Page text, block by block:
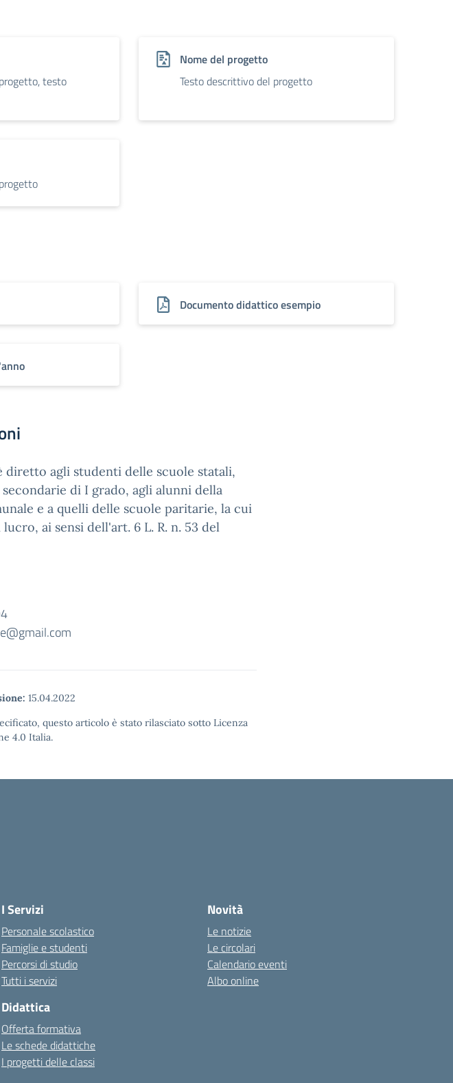
testo
Nome del progetto
Testo descrittivo del progetto
Documento didattico esempio
diretto agli studenti delle scuole statali,
di I grado, agli alunni della
e a quelli delle scuole paritarie, la cui
ai sensi dell'art. 6 L. R. n. 53 del
15.04.2022
questo articolo è stato rilasciato sotto Licenza
4.0 Italia.
I Servizi
Personale scolastico
Famiglie e studenti
Percorsi di studio
Tutti i servizi
Didattica
Offerta formativa
Le schede didattiche
I progetti delle classi
Novità
Le notizie
Le circolari
Calendario eventi
Albo online